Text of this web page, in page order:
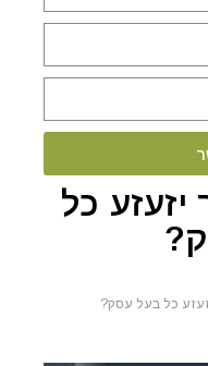
כל
כל בעל עסק?